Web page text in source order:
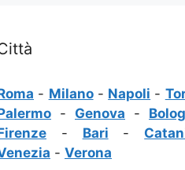
- Milano- Napoli -
- Genova -
- Bari -
- Verona